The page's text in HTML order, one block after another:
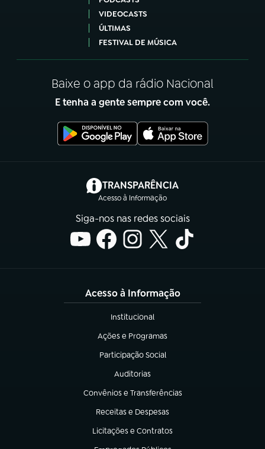
VIDEOCASTS
ÚLTIMAS
FESTIVAL DE MÚSICA
Baixe o app da rádio Nacional
E tenha a gente sempre com você.
TRANSPARÊNCIA
Acesso à Informação
(abre em nova aba)
Siga-nos nas redes sociais
Acesso à Informação
Institucional
(abre em nova aba)
Ações e Programas
(abre em nova aba)
Participação Social
(abre em nova aba)
Auditorias
(abre em nova aba)
Convênios e Transferências
(abre em nova aba)
Receitas e Despesas
(abre em nova aba)
Licitações e Contratos
(abre em nova aba)